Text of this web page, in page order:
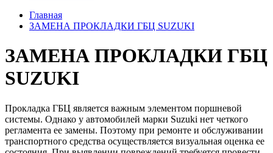
Главная
ЗАМЕНА ПРОКЛАДКИ ГБЦ SUZUKI
ЗАМЕНА ПРОКЛАДКИ ГБЦ
SUZUKI
Прокладка ГБЦ является важным элементом поршневой
системы. Однако у автомобилей марки Suzuki нет четкого
регламента ее замены. Поэтому при ремонте и обслуживании
транспортного средства осуществляется визуальная оценка ее